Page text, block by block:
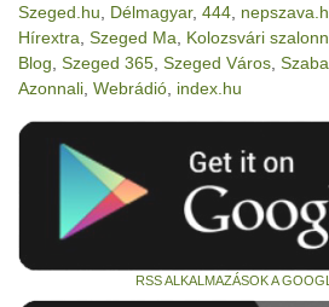
Szeged.hu Délmagyar, 444
Hírextra Szeged Ma Kolozsvári
Blog Szeged 365 Szeged Város
Azonnali Webrádió index.hu
RSS ALKALMAZÁSOK A